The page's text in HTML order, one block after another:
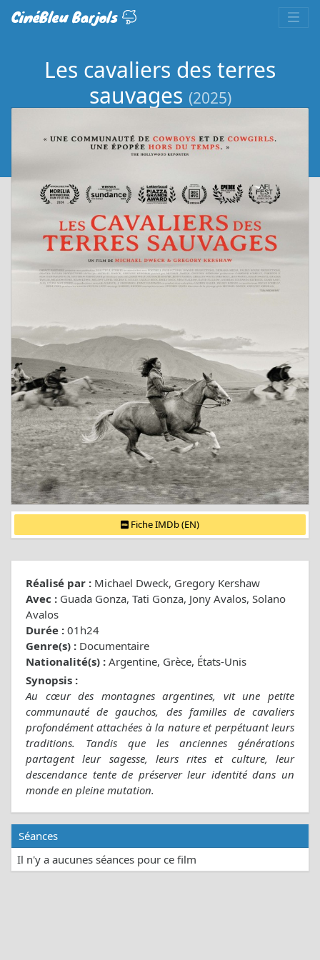
CinéBleu Barjols
Les cavaliers des terres
sauvages (2025)
Fiche IMDb (EN)
Réalisé par : Michael Dweck, Gregory Kershaw
Avec : Guada Gonza, Tati Gonza, Jony Avalos, Solano
Avalos
Durée : 01h24
Genre(s) : Documentaire
Nationalité(s) : Argentine, Grèce, États-Unis
Synopsis :
Au cœur des montagnes argentines, vit une petite
communauté de gauchos, des familles de cavaliers
profondément attachées à la nature et perpétuant leurs
traditions. Tandis que les anciennes générations
partagent leur sagesse, leurs rites et culture, leur
descendance tente de préserver leur identité dans un
monde en pleine mutation.
Séances
Il n'y a aucunes séances pour ce film